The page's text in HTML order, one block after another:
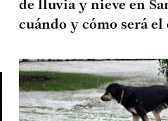
de lluvia y nieve en
cuándo y cómo será el